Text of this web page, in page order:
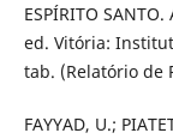
ESPÍRITO
ed. Vitória:
tab. (Relatório de
FAYYAD, U.;